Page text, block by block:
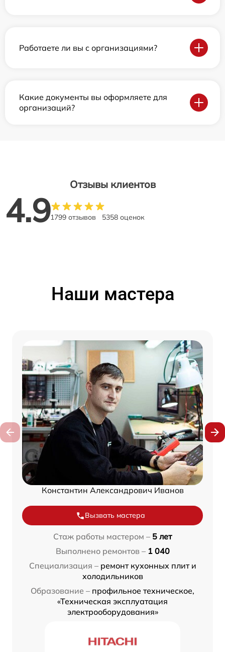
Работаете ли вы с организациями?
Какие документы вы оформляете для
организаций?
Отзывы клиентов
4.91799 отзывов 5358 оценок
Наши мастера
Константин Александрович Иванов
Вызвать мастера
Стаж работы мастером – 5 лет
Выполнено ремонтов – 1 040
Специализация – ремонт кухонных плит и
холодильников
Образование – профильное техническое,
«Техническая эксплуатация
электрооборудования»